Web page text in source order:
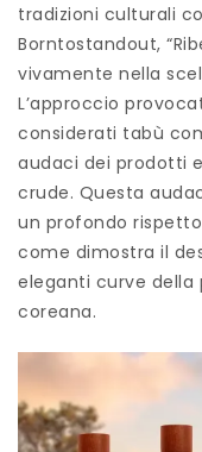
tradizioni culturali
Borntostandout,
vivamente nella
L’approccio
considerati tabù
audaci dei prodotti
crude. Questa
un profondo
come dimostra il
eleganti curve della
coreana.